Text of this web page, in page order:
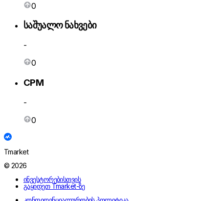
0
საშუალო ნახვები
-
0
CPM
-
0
Tmarket
© 2026
ინვესტორებისთვის
გაყიდეთ Tmarket-ზე